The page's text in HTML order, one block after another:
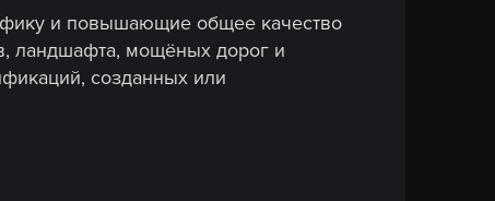
и повышающие общее качество
ландшафта, мощёных дорог и
созданных или